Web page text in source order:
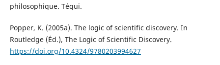
philosophique. Téqui.
Popper, K. (2005a). The logic of scientific discovery. In
Routledge (Éd.), The Logic of Scientific Discovery.
https://doi.org/10.4324/9780203994627